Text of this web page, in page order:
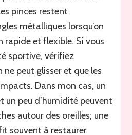
pinces restent
métalliques lorsqu’on
rapide et flexible. Si vous
sportive, vérifiez
peut glisser et que les
Dans mon cas, un
un peu d’humidité peuvent
autour des oreilles; une
souvent à restaurer